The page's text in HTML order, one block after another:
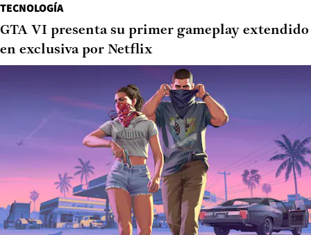
TECNOLOGÍA
GTA VI presenta su primer gameplay extendido
en exclusiva por Netflix